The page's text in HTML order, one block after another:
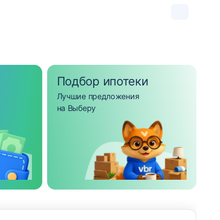
Подбор ипотеки
Лучшие предложения
на Выберу